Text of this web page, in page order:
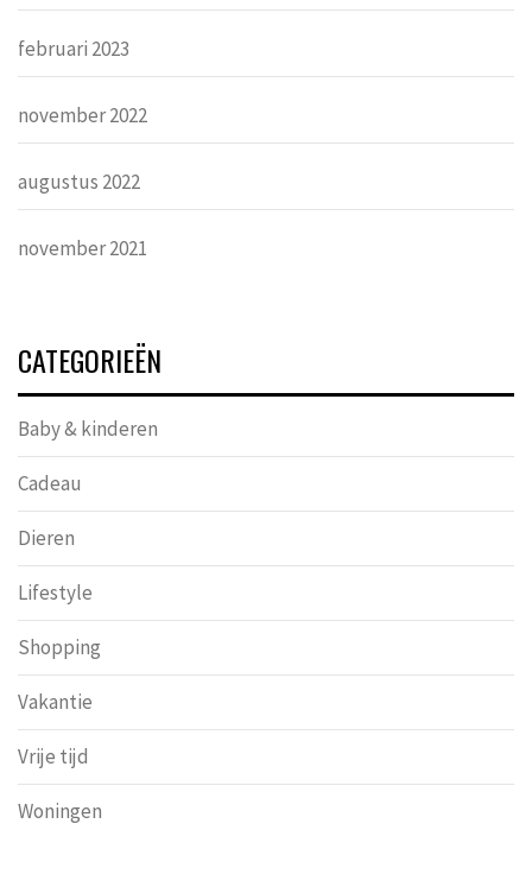
februari 2023
november 2022
augustus 2022
november 2021
CATEGORIEËN
Baby & kinderen
Cadeau
Dieren
Lifestyle
Shopping
Vakantie
Vrije tijd
Woningen